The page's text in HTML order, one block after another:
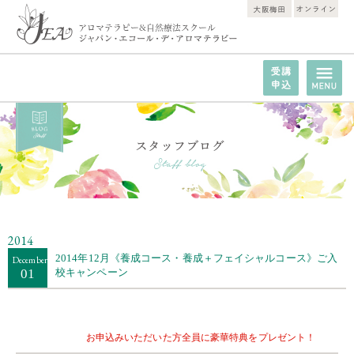
2014
December
01
2014年12月《養成コース・養成＋フェイシャルコース》ご入
校キャンペーン
お申込みいただいた方全員に豪華特典をプレゼント！